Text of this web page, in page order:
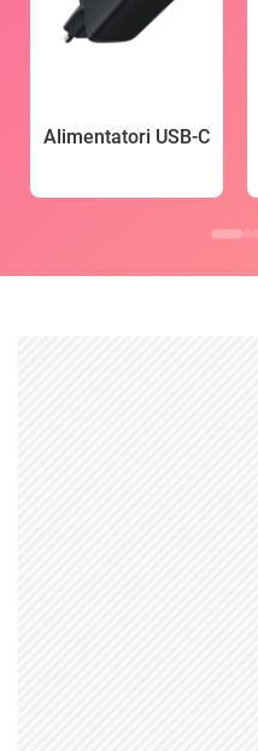
Alimentatori USB-C